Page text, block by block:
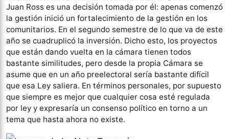
Juan Ross es una decisión tomada por él: apenas comenzó
la gestión inició un fortalecimiento de la gestión en los
comunitarios. En el segundo semestre de lo que va de este
año se cuadruplicó la inversión. Dicho esto, los proyectos
que están dando vuelta en la cámara tienen todos
bastante similitudes, pero desde la propia Cámara se
asume que en un año preelectoral sería bastante difícil
que esa Ley saliera. En términos personales, por supuesto
que siempre es mejor que cualquier cosa esté regulada
por ley y expresaría un consenso político en torno a un
tema que hasta ahora no existe.